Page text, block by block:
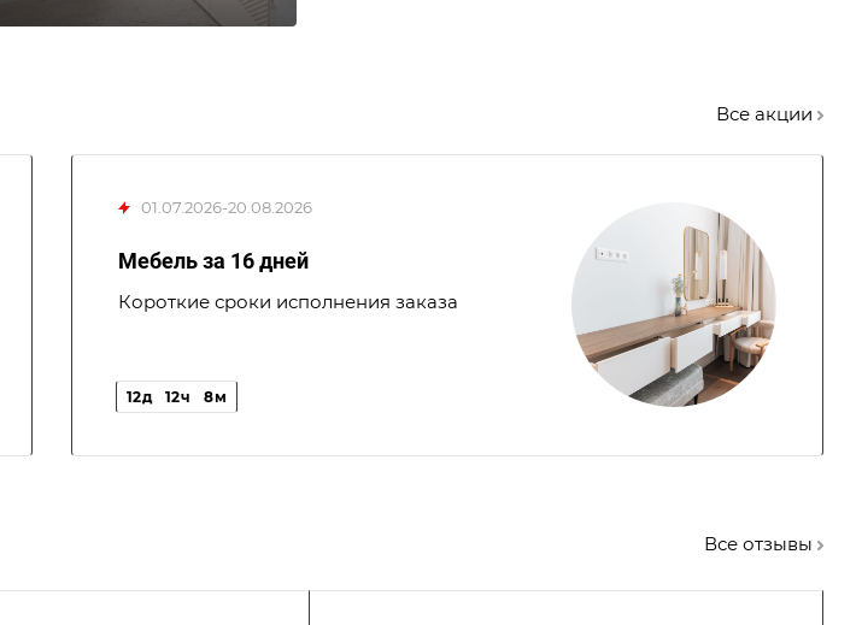
Все акции
01.07.2026-20.08.2026
Мебель за 16 дней
Короткие сроки исполнения заказа
12д 12ч 8м
Все отзывы